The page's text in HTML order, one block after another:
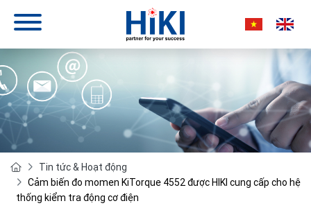
Tin tức & Hoạt động
Cảm biến đo momen KiTorque 4552 được HIKI cung cấp cho hệ
thống kiểm tra động cơ điện